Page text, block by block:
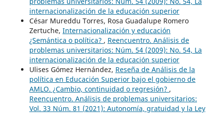
internacionalización de la educación superior
César Mureddu Torres, Rosa Guadalupe Romero
Zertuche, Internacionalización y educación
¿Semántica o política? , Reencuentro. Análisis de
problemas universitarios: Núm. 54 (2009): No. 54, La
internacionalización de la educación superior
Ulises Gómez Hernández, Reseña de Análisis de la
política en Educación Superior bajo el gobierno de
AMLO. ¿Cambio, continuidad o regresión? ,
Reencuentro. Análisis de problemas universitarios:
Vol. 33 Núm. 81 (2021): Autonomía, gratuidad y la Ley